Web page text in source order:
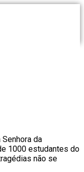
da
1000 estudantes do
não se